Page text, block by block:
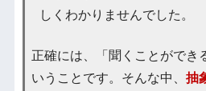
しくわかりませんでした。
正確には、「聞くことができ
いうことです。そんな中、 抽